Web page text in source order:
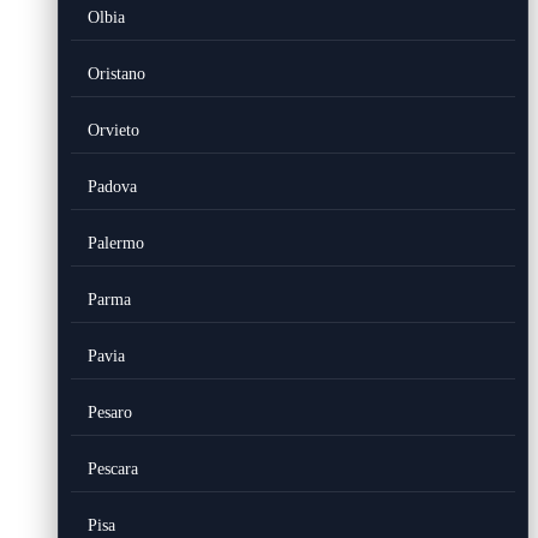
Olbia
Oristano
Orvieto
Padova
Palermo
Parma
Pavia
Pesaro
Pescara
Pisa